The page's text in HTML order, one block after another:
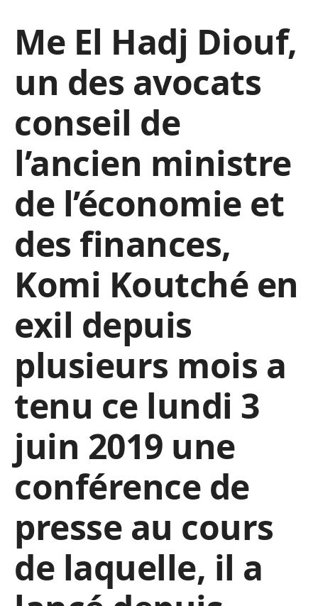
Me El Hadj Diouf,
un des avocats
conseil de
l’ancien ministre
de l’économie et
des finances,
Komi Koutché en
exil depuis
plusieurs mois a
tenu ce lundi 3
juin 2019 une
conférence de
presse au cours
de laquelle, il a